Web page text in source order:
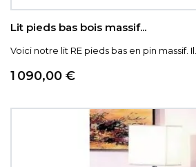
Lit pieds bas bois massif...
Voici notre lit RE pieds bas en pin massif. Il...
Prix
1 090,00 €